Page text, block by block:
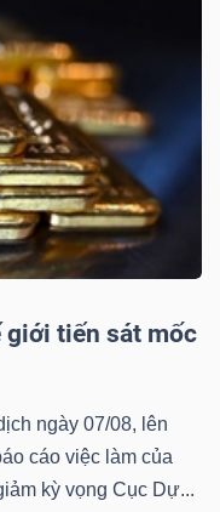
giới tiến sát mốc
ngày 07/08, lên
cáo việc làm của
kỳ vọng Cục Dự...